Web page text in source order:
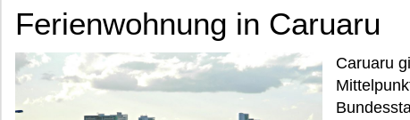
Ferienwohnung in Caruaru
Caruaru